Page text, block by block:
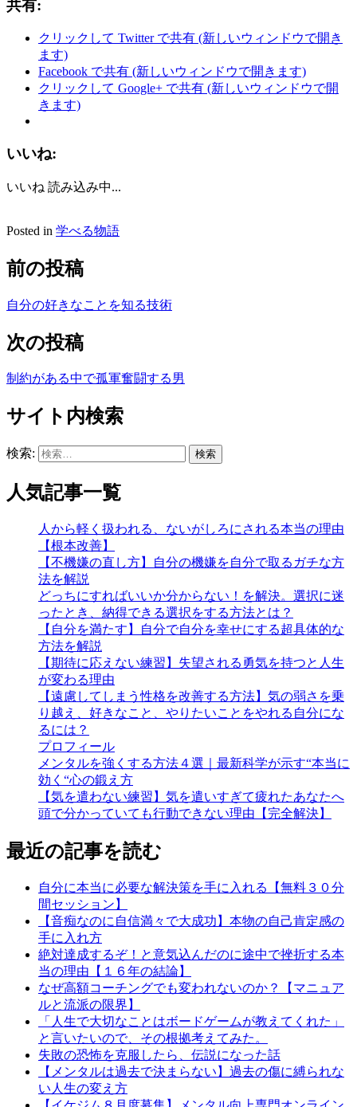
共有:
クリックして Twitter で共有 (新しいウィンドウで開き
ます)
Facebook で共有 (新しいウィンドウで開きます)
クリックして Google+ で共有 (新しいウィンドウで開
きます)
いいね:
いいね 読み込み中...
Posted in 学べる物語
前の投稿
自分の好きなことを知る技術
次の投稿
制約がある中で孤軍奮闘する男
サイト内検索
検索:
人気記事一覧
人から軽く扱われる、ないがしろにされる本当の理由
【根本改善】
【不機嫌の直し方】自分の機嫌を自分で取るガチな方
法を解説
どっちにすればいいか分からない！を解決。選択に迷
ったとき、納得できる選択をする方法とは？
【自分を満たす】自分で自分を幸せにする超具体的な
方法を解説
【期待に応えない練習】失望される勇気を持つと人生
が変わる理由
【遠慮してしまう性格を改善する方法】気の弱さを乗
り越え、好きなこと、やりたいことをやれる自分にな
るには？
プロフィール
メンタルを強くする方法４選｜最新科学が示す“本当に
効く“心の鍛え方
【気を遣わない練習】気を遣いすぎて疲れたあなたへ
頭で分かっていても行動できない理由【完全解決】
最近の記事を読む
自分に本当に必要な解決策を手に入れる【無料３０分
間セッション】
【音痴なのに自信満々で大成功】本物の自己肯定感の
手に入れ方
絶対達成するぞ！と意気込んだのに途中で挫折する本
当の理由【１６年の結論】
なぜ高額コーチングでも変われないのか？【マニュア
ルと流派の限界】
「人生で大切なことはボードゲームが教えてくれた」
と言いたいので、その根拠考えてみた。
失敗の恐怖を克服したら、伝説になった話
【メンタルは過去で決まらない】過去の傷に縛られな
い人生の変え方